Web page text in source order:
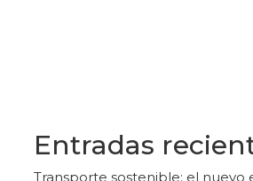
Entradas
Transporte sostenible: el nuevo